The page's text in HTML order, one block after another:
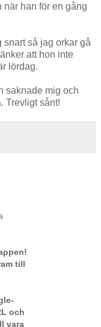
när han för en gång
så jag orkar gå
att hon inte
lördag.
saknade mig och
Trevligt sånt!
till
och
vara